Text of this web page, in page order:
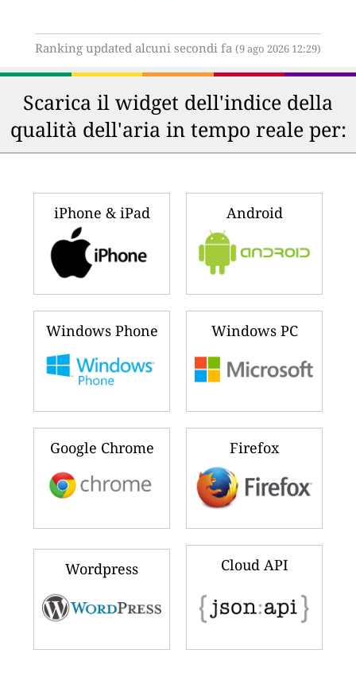
Ranking updated alcuni secondi fa (9 ago 2026 12:29)
Scarica il widget dell'indice della
qualità dell'aria in tempo reale per:
iPhone & iPad Android
Windows Phone Windows PC
Google Chrome Firefox
Wordpress Cloud API